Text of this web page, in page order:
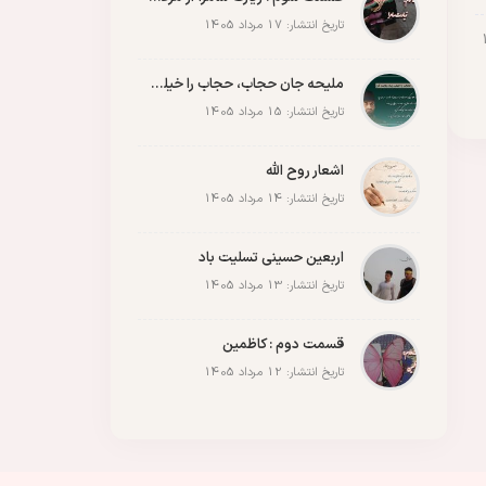
پویش
پیروزی کربلا
تاریخ انتشار: 17 مرداد 1405
ملیحه جان حجاب، حجاب را خیلی زیاد رعایت کن
تاریخ انتشار: 15 مرداد 1405
اشعار روح الله
تاریخ انتشار: 14 مرداد 1405
اربعین حسینی تسلیت باد
تاریخ انتشار: 13 مرداد 1405
قسمت دوم : کاظمین
تاریخ انتشار: 12 مرداد 1405